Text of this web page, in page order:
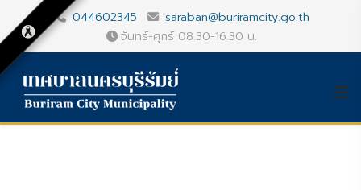
044602345
saraban@buriramcity.go.th
จันทร์-ศุกร์ 08.30-16.30 น.